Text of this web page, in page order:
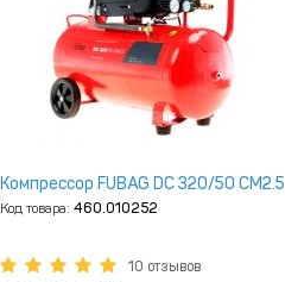
Компрессор FUBAG DC 320/50 CM2.5
Код товара: 460.010252
10 отзывов